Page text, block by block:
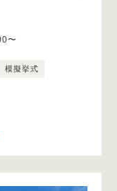
〜
模擬挙式